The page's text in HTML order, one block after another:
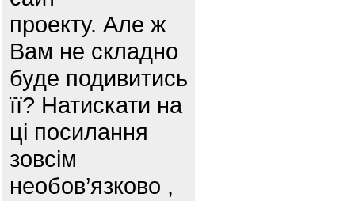
проекту. Але ж
Вам не складно
буде подивитись
її? Натискати на
ці посилання
зовсім
необов’язково ,